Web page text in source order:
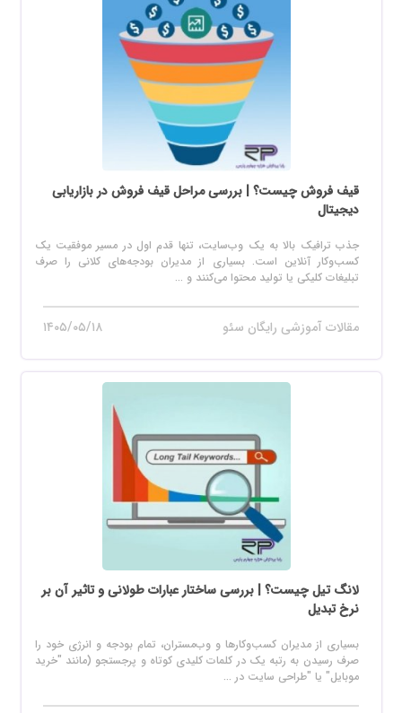
قیف فروش چیست؟ | بررسی مراحل قیف فروش در بازاریابی
دیجیتال
جذب ترافیک بالا به یک وب‌سایت، تنها قدم اول در مسیر موفقیت یک
کسب‌وکار آنلاین است. بسیاری از مدیران بودجه‌های کلانی را صرف
تبلیغات کلیکی یا تولید محتوا می‌کنند و ...
مقالات آموزشی رایگان سئو ۱۴۰۵/۰۵/۱۸
لانگ تیل چیست؟ | بررسی ساختار عبارات طولانی و تاثیر آن بر
نرخ تبدیل
بسیاری از مدیران کسب‌وکارها و وب‌مستران، تمام بودجه و انرژی خود را
صرف رسیدن به رتبه یک در کلمات کلیدی کوتاه و پرجستجو (مانند "خرید
موبایل" یا "طراحی سایت در ...